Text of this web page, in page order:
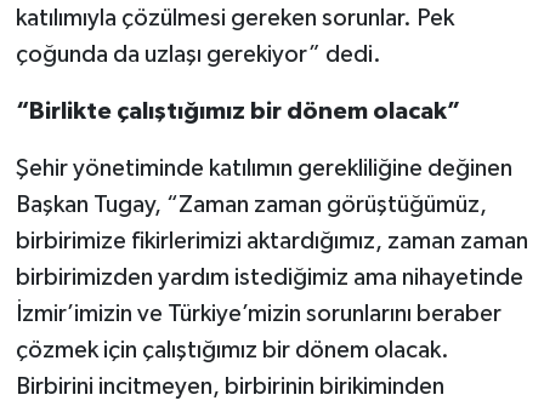
katılımıyla çözülmesi gereken sorunlar. Pek
çoğunda da uzlaşı gerekiyor” dedi.
“Birlikte çalıştığımız bir dönem olacak”
Şehir yönetiminde katılımın gerekliliğine değinen
Başkan Tugay, “Zaman zaman görüştüğümüz,
birbirimize fikirlerimizi aktardığımız, zaman zaman
birbirimizden yardım istediğimiz ama nihayetinde
İzmir’imizin ve Türkiye’mizin sorunlarını beraber
çözmek için çalıştığımız bir dönem olacak.
Birbirini incitmeyen, birbirinin birikiminden